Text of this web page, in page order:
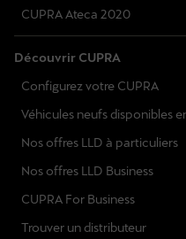
CUPRA Ateca 2020
Découvrir CUPRA
Configurez votre CUPRA
Véhicules neufs disponibles
Nos offres LLD à particuliers
Nos offres LLD Business
CUPRA For Business
Trouver un distributeur